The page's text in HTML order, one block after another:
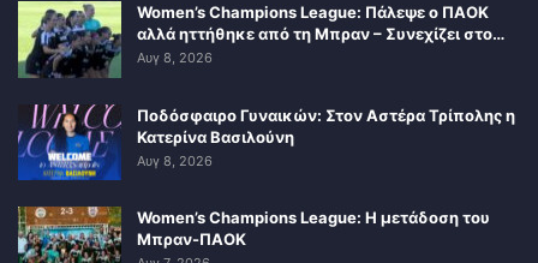
Women’s Champions League: Πάλεψε ο ΠΑΟΚ
αλλά ηττήθηκε από τη Μπραν – Συνεχίζει στο…
Αυγ 8, 2026
Ποδόσφαιρο Γυναικών: Στον Αστέρα Τρίπολης η
Κατερίνα Βασιλούνη
Αυγ 8, 2026
Women’s Champions League: Η μετάδοση του
Μπραν-ΠΑΟΚ